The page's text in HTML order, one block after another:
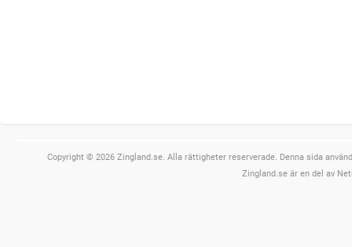
Copyright © 2026 Zingland.se. Alla rättigheter reserverade. Denna sida
Zingland.se är en del av